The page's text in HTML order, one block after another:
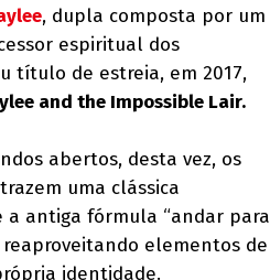
, dupla composta por um
espiritual dos
título de estreia, em 2017,
and the Impossible Lair.
abertos, desta vez, os
uma clássica
a antiga fórmula “andar para
elementos de
identidade.